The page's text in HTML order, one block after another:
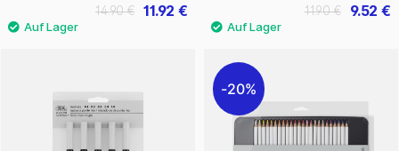
11.92 €
14.90 € 9.52 €
11.90 €
20%